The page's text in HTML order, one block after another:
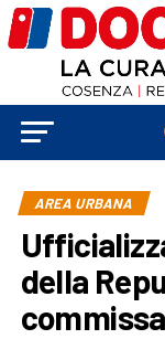
AREA URBANA
della